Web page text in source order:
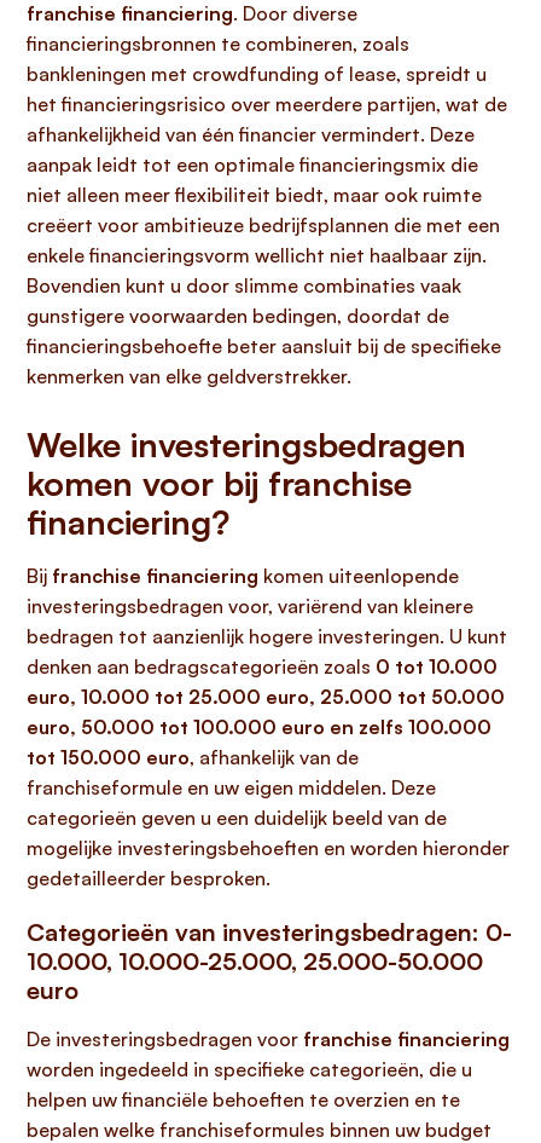
franchise financiering. Door diverse
financieringsbronnen te combineren, zoals
bankleningen met crowdfunding of lease, spreidt u
het financieringsrisico over meerdere partijen, wat de
afhankelijkheid van één financier vermindert. Deze
aanpak leidt tot een optimale financieringsmix die
niet alleen meer flexibiliteit biedt, maar ook ruimte
creëert voor ambitieuze bedrijfsplannen die met een
enkele financieringsvorm wellicht niet haalbaar zijn.
Bovendien kunt u door slimme combinaties vaak
gunstigere voorwaarden bedingen, doordat de
financieringsbehoefte beter aansluit bij de specifieke
kenmerken van elke geldverstrekker.
Welke investeringsbedragen
komen voor bij franchise
financiering?
Bij franchise financiering komen uiteenlopende
investeringsbedragen voor, variërend van kleinere
bedragen tot aanzienlijk hogere investeringen. U kunt
denken aan bedragscategorieën zoals 0 tot 10.000
euro, 10.000 tot 25.000 euro, 25.000 tot 50.000
euro, 50.000 tot 100.000 euro en zelfs 100.000
tot 150.000 euro, afhankelijk van de
franchiseformule en uw eigen middelen. Deze
categorieën geven u een duidelijk beeld van de
mogelijke investeringsbehoeften en worden hieronder
gedetailleerder besproken.
Categorieën van investeringsbedragen: 0-
10.000, 10.000-25.000, 25.000-50.000
euro
De investeringsbedragen voor franchise financiering
worden ingedeeld in specifieke categorieën, die u
helpen uw financiële behoeften te overzien en te
bepalen welke franchiseformules binnen uw budget